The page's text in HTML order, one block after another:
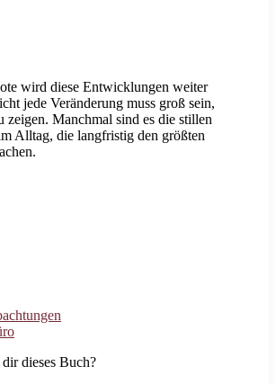
wird diese Entwicklungen weiter
jede Veränderung muss groß sein,
zeigen. Manchmal sind es die stillen
Alltag, die langfristig den größten
dieses Buch?